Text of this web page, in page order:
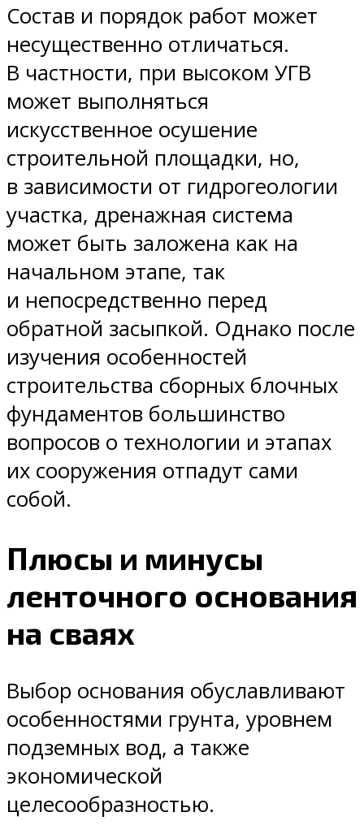
Состав и порядок работ может
несущественно отличаться.
В частности, при высоком УГВ
может выполняться
искусственное осушение
строительной площадки, но,
в зависимости от гидрогеологии
участка, дренажная система
может быть заложена как на
начальном этапе, так
и непосредственно перед
обратной засыпкой. Однако после
изучения особенностей
строительства сборных блочных
фундаментов большинство
вопросов о технологии и этапах
их сооружения отпадут сами
собой.
Плюсы и минусы
ленточного основания
на сваях
Выбор основания обуславливают
особенностями грунта, уровнем
подземных вод, а также
экономической
целесообразностью.